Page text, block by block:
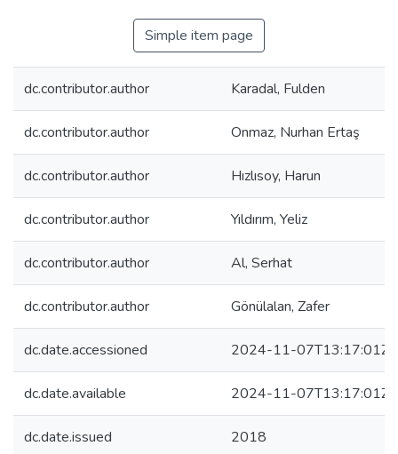
Simple item page
dc.contributor.author Karadal, Fulden
dc.contributor.author Onmaz, Nurhan Ertaş
dc.contributor.author Hızlısoy, Harun
dc.contributor.author Yıldırım, Yeliz
dc.contributor.author Al, Serhat
dc.contributor.author Gönülalan, Zafer
dc.date.accessioned 2024-11-07T13:17:01Z
dc.date.available 2024-11-07T13:17:01Z
dc.date.issued 2018